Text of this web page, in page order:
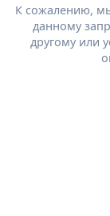
К сожалению,
данному
другому или